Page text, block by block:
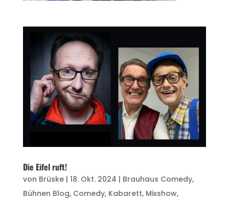
Die Eifel ruft!
von Brüske| 18. Okt. 2024 | Brauhaus Comedy,
Bühnen Blog, Comedy, Kabarett, Mixshow,